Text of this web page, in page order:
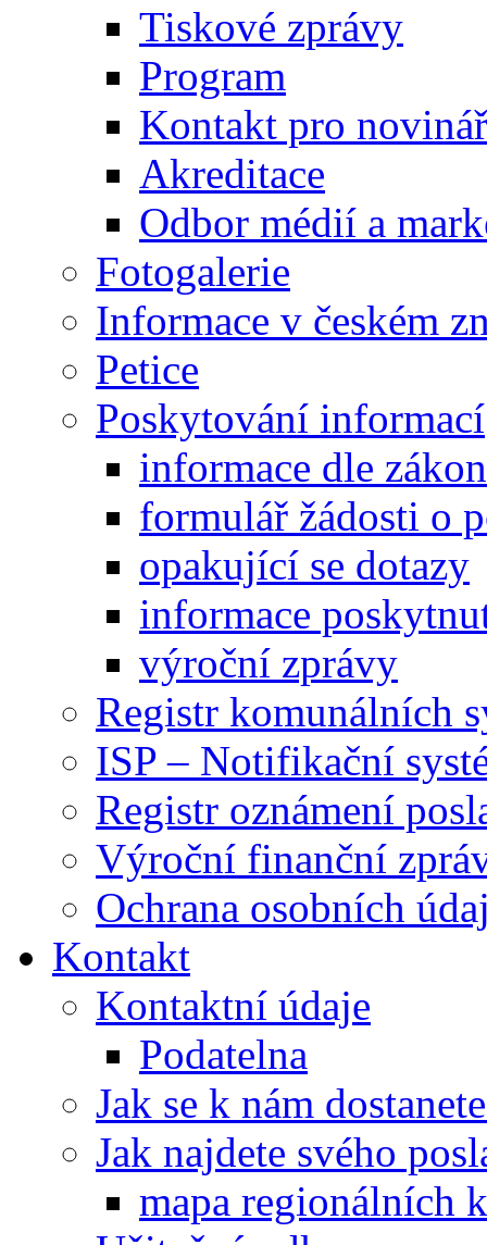
Tiskové zprávy
Program
Kontakt pro
Akreditace
Odbor médií a
Fotogalerie
Informace v českém
Petice
Poskytování informací
informace dle
formulář žádosti o
opakující se dotazy
informace
výroční zprávy
Registr komunálních
ISP – Notifikační
Registr oznámení
Výroční finanční
Ochrana osobních
Kontakt
Kontaktní údaje
Podatelna
Jak se k nám
Jak najdete svého
mapa regionálních